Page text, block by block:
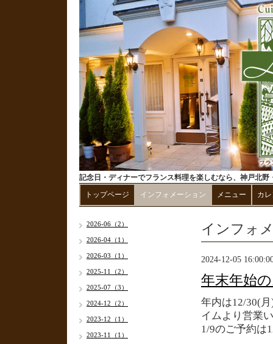
記念日・ディナーでフランス料理を楽しむなら、神戸北
トップページ
インフォメーション メニュー カ
インフォ
2024-12-05
年末年始
年内は12/30(
イムより営業
1/9のご予約は
2026-06（2）
2026-04（1）
2026-03（1）
2025-11（2）
2025-07（3）
2024-12（2）
2023-12（1）
2023-11（1）